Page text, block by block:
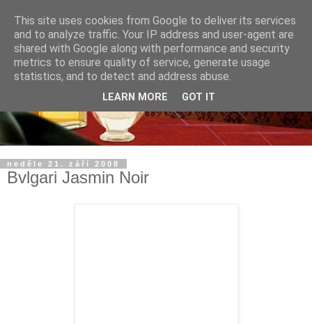
neděle 21. září 2008
Bvlgari Jasmin Noir
This site uses cookies from Google to deliver its services
and to analyze traffic. Your IP address and user-agent are
shared with Google along with performance and security
metrics to ensure quality of service, generate usage
statistics, and to detect and address abuse.
LEARN MORE GOT IT